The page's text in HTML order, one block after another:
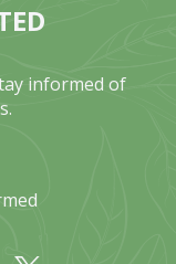
informed of